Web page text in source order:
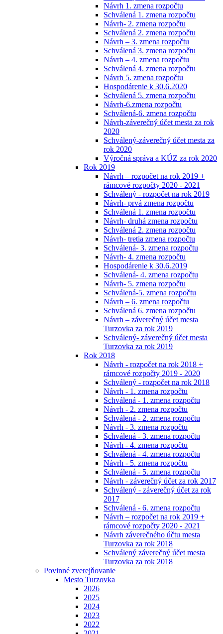
Návrh 1. zmena rozpočtu
Schválená 1. zmena rozpočtu
Návrh- 2. zmena rozpočtu
Schválená 2. zmena rozpočtu
Návrh – 3. zmena rozpočtu
Schválená 3. zmena rozpočtu
Návrh – 4. zmena rozpočtu
Schválená 4. zmena rozpočtu
Návrh 5. zmena rozpočtu
Hospodárenie k 30.6.2020
Schválená 5. zmena rozpočtu
Návrh-6.zmena rozpočtu
Schválená-6. zmena rozpočtu
Návrh-záverečný účet mesta za rok
2020
Schválený-záverečný účet mesta za
rok 2020
Výročná správa a KÚZ za rok 2020
Rok 2019
Návrh – rozpočet na rok 2019 +
rámcové rozpočty 2020 - 2021
Schválený - rozpočet na rok 2019
Návrh- prvá zmena rozpočtu
Schválená 1. zmena rozpočtu
Návrh- druhá zmena rozpočtu
Schválená 2. zmena rozpočtu
Návrh- tretia zmena rozpočtu
Schválená- 3. zmena rozpočtu
Návrh- 4. zmena rozpočtu
Hospodárenie k 30.6.2019
Schválená- 4. zmena rozpočtu
Návrh- 5. zmena rozpočtu
Schválená-5. zmena rozpočtu
Návrh – 6. zmena rozpočtu
Schválená 6. zmena rozpočtu
Návrh – záverečný účet mesta
Turzovka za rok 2019
Schválený- záverečný účet mesta
Turzovka za rok 2019
Rok 2018
Návrh - rozpočet na rok 2018 +
rámcové rozpočty 2019 - 2020
Schválený - rozpočet na rok 2018
Návrh - 1. zmena rozpočtu
Schválená - 1. zmena rozpočtu
Návrh - 2. zmena rozpočtu
Schválená - 2. zmena rozpočtu
Návrh - 3. zmena rozpočtu
Schválená - 3. zmena rozpočtu
Návrh - 4. zmena rozpočtu
Schválená - 4. zmena rozpočtu
Návrh - 5. zmena rozpočtu
Schválená - 5. zmena rozpočtu
Návrh - záverečný účet za rok 2017
Schválený - záverečný účet za rok
2017
Schválená - 6. zmena rozpočtu
Návrh – rozpočet na rok 2019 +
rámcové rozpočty 2020 - 2021
Návrh záverečného účtu mesta
Turzovka za rok 2018
Schválený záverečný účet mesta
Turzovka za rok 2018
Povinné zverejňovanie
Mesto Turzovka
2026
2025
2024
2023
2022